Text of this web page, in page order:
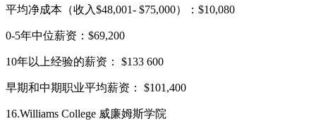
平均净成本（收入$48,001- $75,000）：$10,080
0-5年中位薪资：$69,200
10年以上经验的薪资： $133 600
早期和中期职业平均薪资： $101,400
16.Williams College 威廉姆斯学院